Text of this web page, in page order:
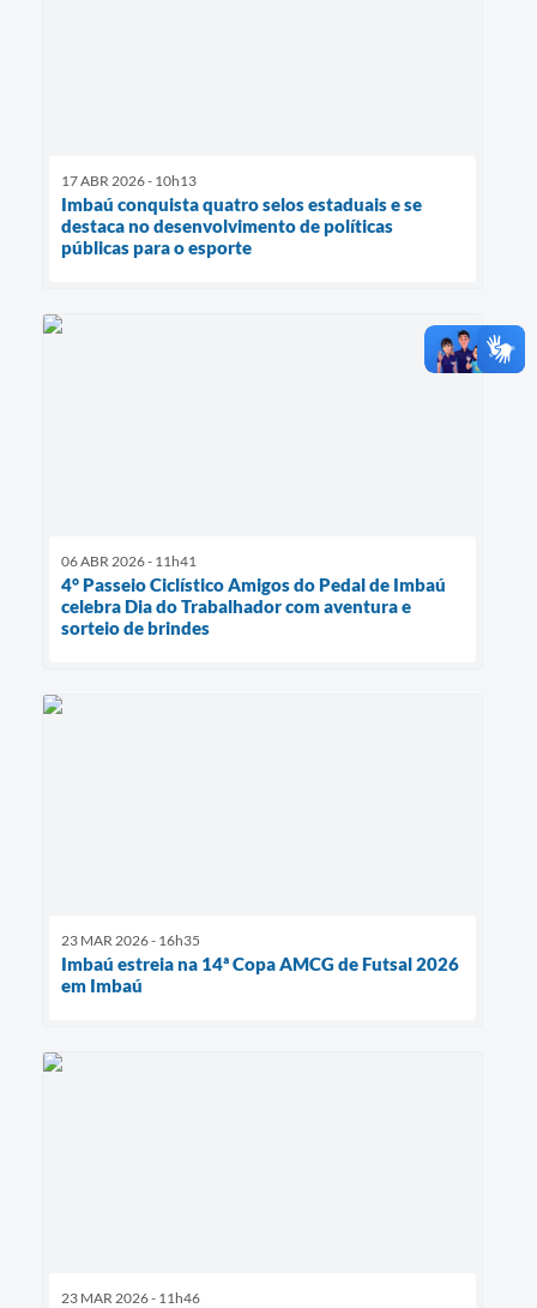
17 ABR 2026 - 10h13
Imbaú conquista quatro selos estaduais e se
destaca no desenvolvimento de políticas
públicas para o esporte
06 ABR 2026 - 11h41
4° Passeio Ciclístico Amigos do Pedal de Imbaú
celebra Dia do Trabalhador com aventura e
sorteio de brindes
23 MAR 2026 - 16h35
Imbaú estreia na 14ª Copa AMCG de Futsal 2026
em Imbaú
23 MAR 2026 - 11h46